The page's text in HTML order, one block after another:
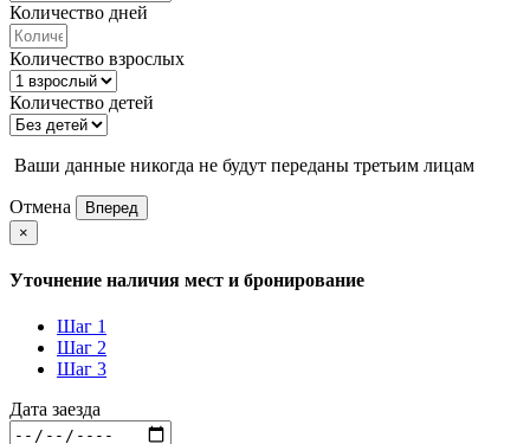
Количество дней
Количество взрослых
Количество детей
Ваши данные никогда не будут переданы третьим лицам
Отмена
Вперед
×
Уточнение наличия мест и бронирование
Шаг 1
Шаг 2
Шаг 3
Дата заезда